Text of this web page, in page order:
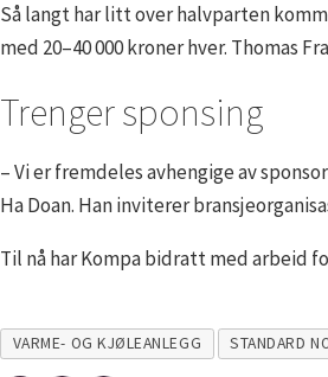
Så langt har litt over halvparten
med 20–40 000 kroner hver. Thomas
Trenger sponsing
– Vi er fremdeles avhengige av
Ha Doan. Han inviterer
Til nå har Kompa bidratt med arbeid
VARME- OG KJØLEANLEGG STANDARD